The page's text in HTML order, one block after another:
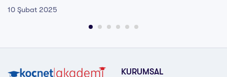
10 Şubat 2025
KURUMSAL